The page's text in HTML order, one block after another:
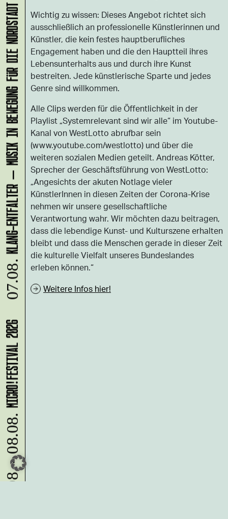
Wichtig zu wissen: Dieses Angebot richtet sich
ausschließlich an professionelle Künstlerinnen und
Künstler, die kein festes hauptberufliches
Engagement haben und die den Hauptteil ihres
Lebensunterhalts aus und durch ihre Kunst
bestreiten. Jede künstlerische Sparte und jedes
Genre sind willkommen.
Alle Clips werden für die Öffentlichkeit in der
Playlist „Systemrelevant sind wir alle“ im Youtube-
Kanal von WestLotto abrufbar sein
(www.youtube.com/westlotto) und über die
weiteren sozialen Medien geteilt. Andreas Kötter,
Sprecher der Geschäftsführung von WestLotto:
„Angesichts der akuten Notlage vieler
KünstlerInnen in diesen Zeiten der Corona-Krise
nehmen wir unsere gesellschaftliche
Verantwortung wahr. Wir möchten dazu beitragen,
dass die lebendige Kunst- und Kulturszene erhalten
bleibt und dass die Menschen gerade in dieser Zeit
die kulturelle Vielfalt unseres Bundeslandes
erleben können.“
Weitere Infos hier!
07.08. - 08.08.
MICRO!FESTIVAL 2026
07.08.
KLANG-ENTFALTER – MUSIK IN BEWEGUNG FÜR DIE NORDSTADT